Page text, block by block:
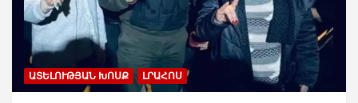
ԱՏԵԼՈՒԹՅԱՆ ԽՈՍՔ ԼՐԱՀՈՍ